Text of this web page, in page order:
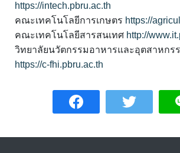
https://intech.pbru.ac.th
คณะเทคโนโลยีการเกษตร https://
คณะเทคโนโลยีสารสนเทศ http://
วิทยาลัยนวัตกรรมอาหารและอุตสาหกร
https://c-fhi.pbru.ac.th